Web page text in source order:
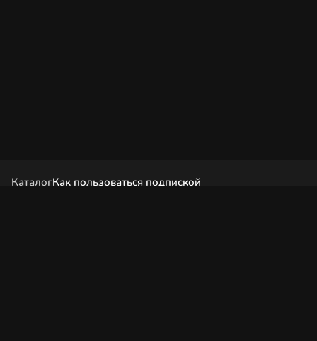
КаталогКак пользоваться подпиской